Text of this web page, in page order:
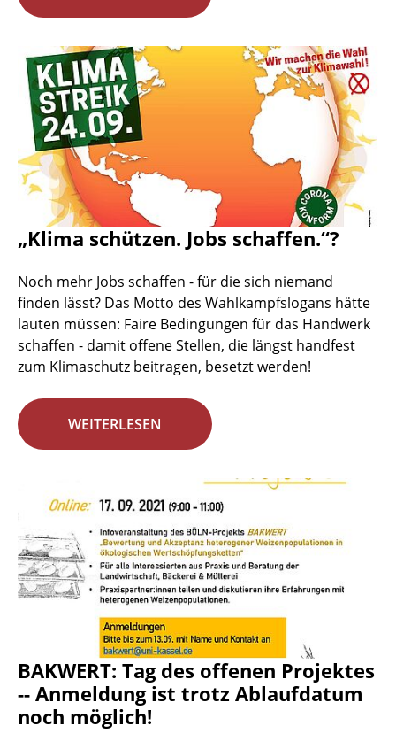
„Klima schützen. Jobs schaffen.“?
Noch mehr Jobs schaffen - für die sich niemand
finden lässt? Das Motto des Wahlkampfslogans hätte
lauten müssen: Faire Bedingungen für das Handwerk
schaffen - damit offene Stellen, die längst handfest
zum Klimaschutz beitragen, besetzt werden!
WEITERLESEN
BAKWERT: Tag des offenen Projektes
-- Anmeldung ist trotz Ablaufdatum
noch möglich!